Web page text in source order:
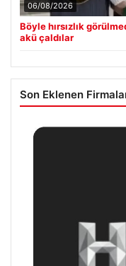
06/08/2026
Böyle hırsızlık
akü çaldılar
Son Eklenen